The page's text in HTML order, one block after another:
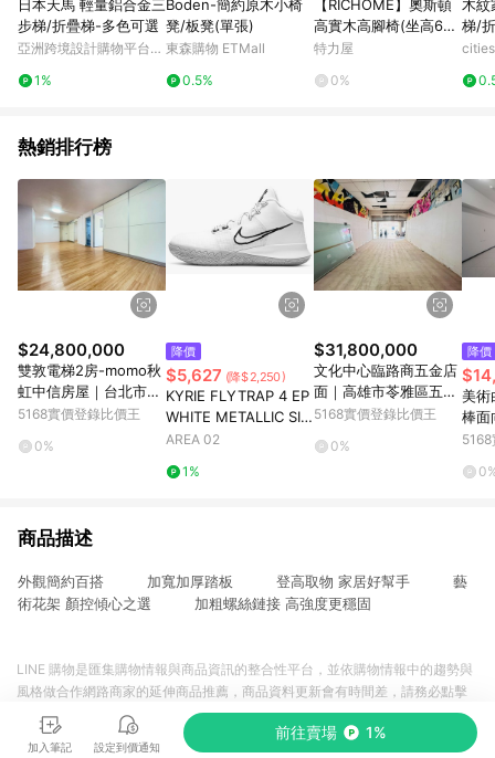
日本天馬 輕量鋁合金三
步梯/折疊梯-多色可選
亞洲跨境設計購物平台
1%
Boden-簡約原木小椅
凳/板凳(單張)
東森購物 ETMall
0.5%
【RICHOME】奧斯頓
高實木高腳椅(坐高60C
M)原木色
特力屋
0%
木紋
梯/
熱銷排行榜
$24,800,000
雙敦電梯2房-momo秋
虹中信房屋｜台北市松
山區長安東路二段
5168實價登錄比價王
0%
降價
$5,627 (降$2,250)
KYRIE FLYTRAP 4 EP
WHITE METALLIC SIL
VER
AREA 02
1%
$31,800,000
文化中心臨路商五金店
面｜高雄市苓雅區五福
一路
5168實價登錄比價王
0%
降價
美術
棒面
雄市
商品描述
外觀簡約百搭 加寬加厚踏板 登高取物 家居好幫手 藝
術花架 顏控傾心之選 加粗螺絲鏈接 高強度更穩固
加入筆記 設定到價通知
前往賣場 1%
LINE 購物是匯集購物情報與商品資訊的整合性平台，並依購物情報中的趨勢與
風格做合作網路商家的延伸商品推薦，商品資料更新會有時間差，請務必點擊
商品至各合作網路商家，確認現售價與購物條件，一切資訊以合作廠商網頁為
準。